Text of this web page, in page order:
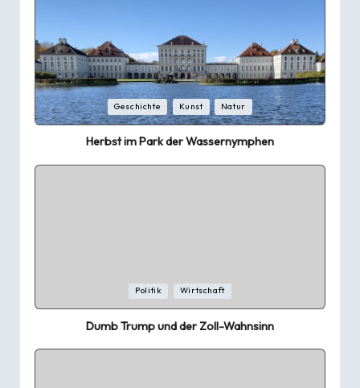
Posted
in
Geschichte Kunst Natur
Herbst im Park der Wassernymphen
in
Politik Wirtschaft
Dumb Trump und der Zoll-Wahnsinn